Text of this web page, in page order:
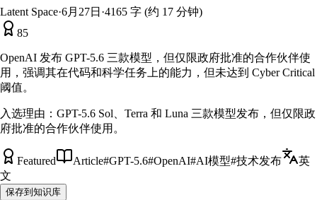
Latent Space·6月27日 ·4165 字 (约 17 分钟)
85
OpenAI 发布 GPT-5.6 三款模型，但仅限政府批准的合作伙伴使
用，强调其在代码和科学任务上的能力，但未达到 Cyber Critical
阈值。
入选理由： GPT-5.6 Sol、Terra 和 Luna 三款模型发布，但仅限政
府批准的合作伙伴使用。
Featured Article#GPT-5.6#OpenAI#AI模型#技术发布
英
文
保存到知识库